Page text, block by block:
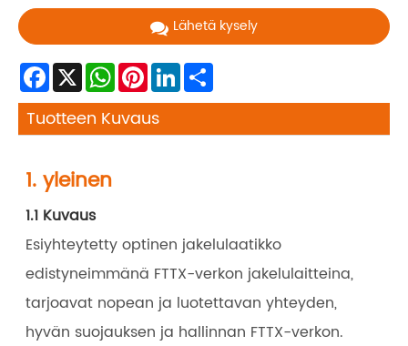
Lähetä kysely
Facebook
X WhatsApp
Pinterest
LinkedIn
Tuotteen Kuvaus
1. yleinen
1.1 Kuvaus
Esiyhteytetty optinen jakelulaatikko
edistyneimmänä FTTX-verkon jakelulaitteina,
tarjoavat nopean ja luotettavan yhteyden,
hyvän suojauksen ja hallinnan FTTX-verkon.